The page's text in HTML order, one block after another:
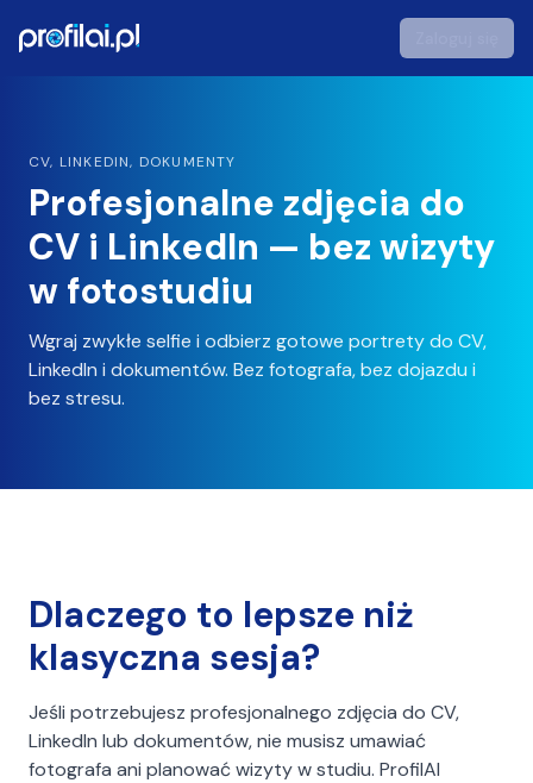
profilai - Studio Zdjęć Portretowych AI
CV, LINKEDIN, DOKUMENTY
Profesjonalne zdjęcia do
CV i LinkedIn — bez wizyty
w fotostudiu
Wgraj zwykłe selfie i odbierz gotowe portrety do CV,
LinkedIn i dokumentów. Bez fotografa, bez dojazdu i
bez stresu.
Dlaczego to lepsze niż
klasyczna sesja?
Jeśli potrzebujesz profesjonalnego zdjęcia do CV,
LinkedIn lub dokumentów, nie musisz umawiać
fotografa ani planować wizyty w studiu. ProfilAI